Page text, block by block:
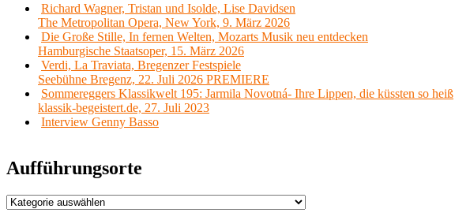
Richard Wagner, Tristan und Isolde, Lise Davidsen
The Metropolitan Opera, New York, 9. März 2026
Die Große Stille, In fernen Welten, Mozarts Musik neu entdecken
Hamburgische Staatsoper, 15. März 2026
Verdi, La Traviata, Bregenzer Festspiele
Seebühne Bregenz, 22. Juli 2026 PREMIERE
Sommereggers Klassikwelt 195: Jarmila Novotná- Ihre Lippen, die küssten so heiß
klassik-begeistert.de, 27. Juli 2023
Interview Genny Basso
Aufführungsorte
Aufführungsorte